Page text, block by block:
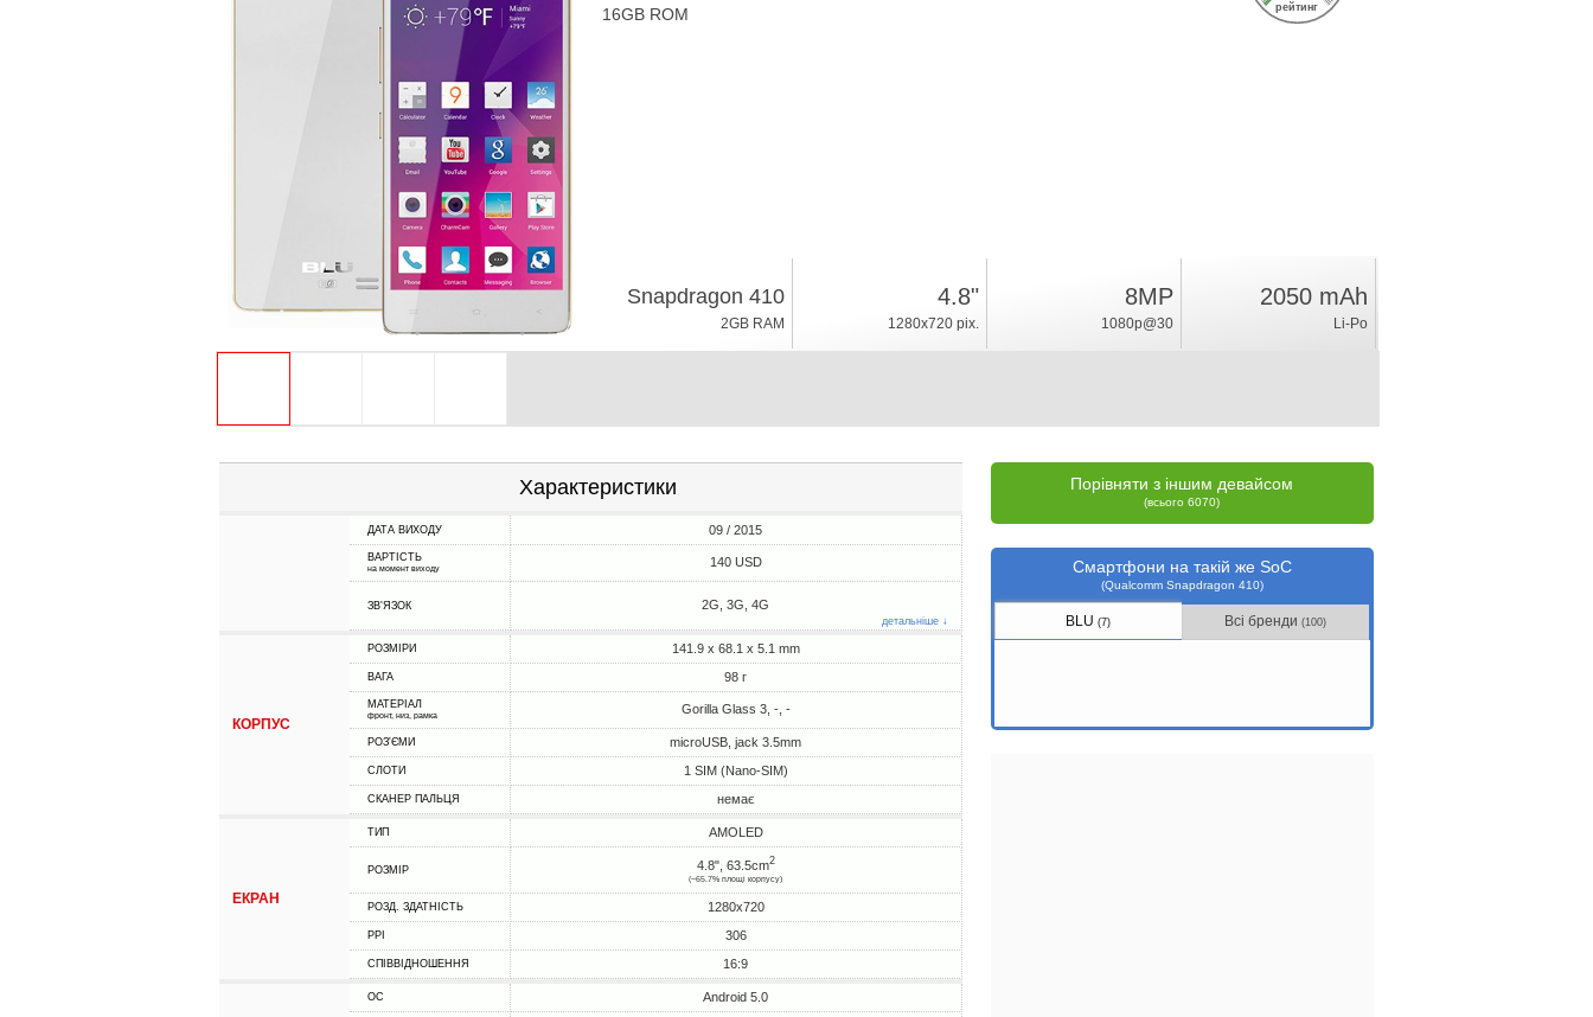
16GB ROM
рейтинг
Snapdragon 410
2GB RAM
4.8"
1280x720 pix.
8MP
1080p@30
2050 mAh
Li-Po
Характеристики
ДАТА ВИХОДУ 09 / 2015
ВАРТІСТЬ
на момент виходу 140 USD
ЗВ'ЯЗОК 2G, 3G, 4G
детальніше ↓
КОРПУС
РОЗМІРИ 141.9 x 68.1 x 5.1 mm
ВАГА 98 г
МАТЕРІАЛ
фронт, низ, рамка Gorilla Glass 3, -, -
РОЗ'ЄМИ microUSB, jack 3.5mm
СЛОТИ 1 SIM (Nano-SIM)
СКАНЕР ПАЛЬЦЯ немає
ЕКРАН
ТИП AMOLED
РОЗМІР 4.8", 63.5cm2
(~65.7% площі корпусу)
РОЗД. ЗДАТНІСТЬ 1280x720
PPI 306
СПІВВІДНОШЕННЯ 16:9
ОС Android 5.0
Порівняти з іншим девайсом
(всього 6070)
Смартфони на такій же SoC
(Qualcomm Snapdragon 410)
BLU(7) Всі бренди(100)